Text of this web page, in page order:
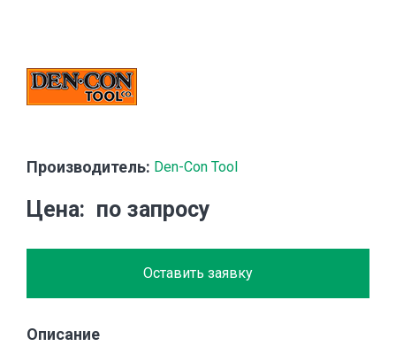
Производитель: Den-Con Tool
Цена по запросу
Оставить заявку
Описание